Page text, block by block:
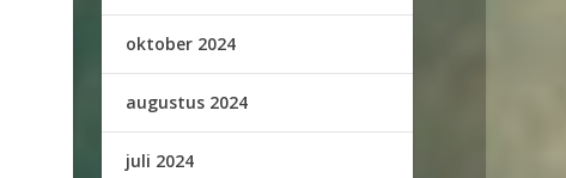
oktober 2024
augustus 2024
juli 2024